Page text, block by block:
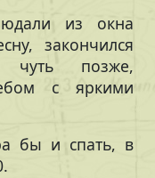
из окна
закончился
чуть позже,
с яркими
бы и спать, в